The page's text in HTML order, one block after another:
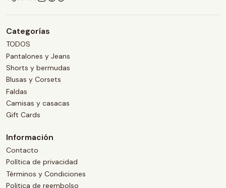
Categorías
TODOS
Pantalones y Jeans
Shorts y bermudas
Blusas y Corsets
Faldas
Camisas y casacas
Gift Cards
Información
Contacto
Política de privacidad
Términos y Condiciones
Politica de reembolso